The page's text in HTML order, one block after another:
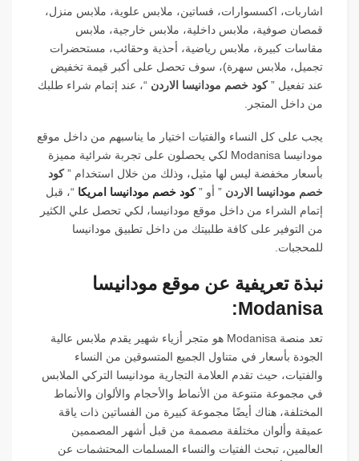
اشاربات، اكسسوارات، فساتين، ملابس علوية، ملابس منزل،
قمصان صوفية، ملابس داخلية، ملابس خارجية، ملابس
مقاسات كبيرة، ملابس رياضية، أحذية وحقائب، مستحضرات
تجميل، ملابس سهرة)، سوف تحصل على أكبر قيمة تخفيض
عند تفعيل ”كود خصم مودانيسا الاردن “، عند إتمام شراء طلبك
من داخل المتجر.
يجب على كل النساء والفتيات اختيار ما يناسبهم من داخل موقع
مودانيسا Modanisa لكي يحصلون على تجربة شرائية مميزة
بأسعار مخفضة ليس لها مثيل، وذلك من خلال استخدام ”كود
خصم مودانيسا الاردن” أو ”كود خصم مودانيسا امريكا
“، قبل
إتمام الشراء من داخل موقع مودانيسا، لكي تحصل علي الكثير
من التوفير على كافة طلبيتك من داخل تطبيق مودانيسا
للمحجبات.
نبذة تعريفية عن موقع مودانيسا
Modanisa:
تعد منصة Modanisa هو متجر أزياء شهير يقدم ملابس عالية
الجودة بأسعار في متناول الجميع المتسوقين من النساء
والفتيات، حيث تقدم العلامة التجارية مودانيسا التركي الملابس
في مجموعة متنوعة من الأنماط والأحجام والألوان والأنماط
المختلفة، هناك أيضًا مجموعة كبيرة من الفساتين ذات ياقة
عميقة وألوان مختلفة مصممة من قبل أشهر المصممين
العالمين، تبحث الفتيات والنساء المسلمات المحتشمات عن